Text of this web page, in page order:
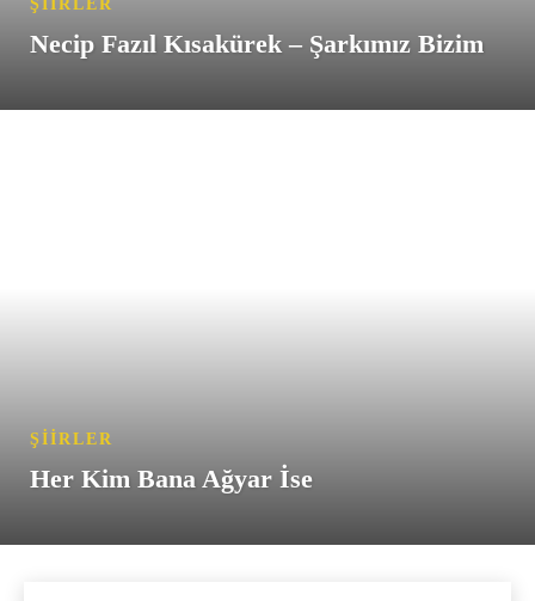
ŞIIRLER
Necip Fazıl Kısakürek – Şarkımız Bizim
ŞIIRLER
Her Kim Bana Ağyar İse